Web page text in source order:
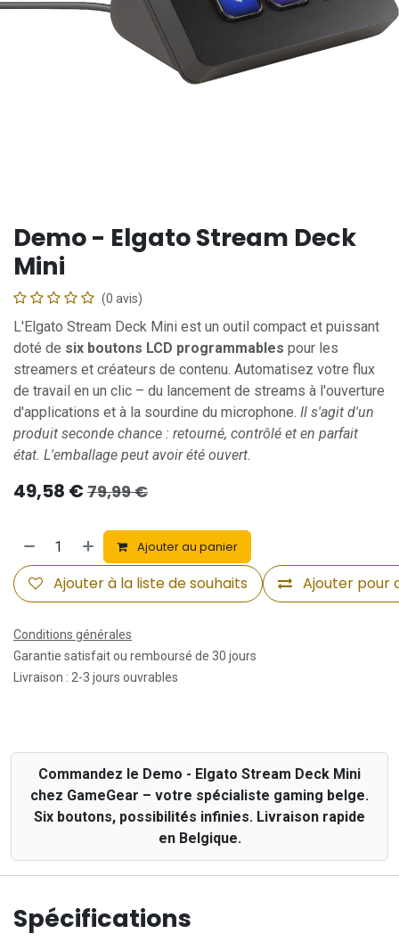
Demo - Elgato Stream Deck
Mini
(0 avis)
L'Elgato Stream Deck Mini est un outil compact et puissant
doté de six boutons LCD programmables pour les
streamers et créateurs de contenu. Automatisez votre flux
de travail en un clic – du lancement de streams à l'ouverture
d'applications et à la sourdine du microphone. Il s'agit d'un
produit seconde chance : retourné, contrôlé et en parfait
état. L'emballage peut avoir été ouvert.
49,58 € 79,99€
Ajouter au panier
Ajouter pour
Ajouter à la liste de souhaits
Conditions générales
Garantie satisfait ou remboursé de 30 jours
Livraison : 2-3 jours ouvrables
Commandez le Demo - Elgato Stream Deck Mini
chez GameGear – votre spécialiste gaming belge.
Six boutons, possibilités infinies. Livraison rapide
en Belgique.
Spécifications